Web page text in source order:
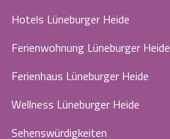
Hotels Lüneburger Heide
Ferienwohnung Lüneburger Heide
Ferienhaus Lüneburger Heide
Wellness Lüneburger Heide
Sehenswürdigkeiten